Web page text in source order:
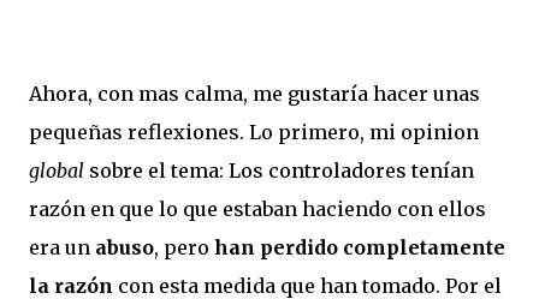
Ahora, con mas calma, me gustaría hacer unas
pequeñas reflexiones. Lo primero, mi opinion
global sobre el tema: Los controladores tenían
razón en que lo que estaban haciendo con ellos
era un abuso, pero han perdido completamente
la razón con esta medida que han tomado. Por el